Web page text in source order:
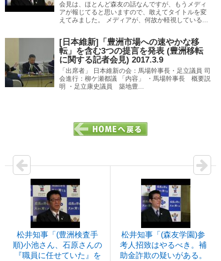
会見は、ほとんど森友の話なんですが、もうメディ
アが報じてると思いますので、敢えてタイトルを変
えてみました。 メディアが、何故か軽視している...
[日本維新]「豊洲市場への速やかな移
転」を含む3つの提言を発表 (豊洲移転
に関する記者会見) 2017.3.9
「出席者」 日本維新の会：馬場幹事長・足立議員 司
会進行：柳ケ瀬都議 「内容」 ・馬場幹事長 概要説
明 ・足立康史議員 築地豊...
松井知事「(豊洲検査手
順)小池さん、石原さんの
『職員に任せていた』を
松井知事「(森友学園)参
考人招致はやるべき。補
助金詐欺の疑いがある。